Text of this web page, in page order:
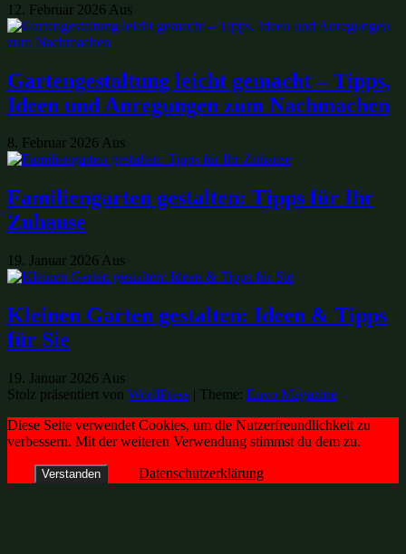
12. Februar 2026 Aus
Gartengestaltung leicht gemacht – Tipps,
Ideen und Anregungen zum Nachmachen
8. Februar 2026 Aus
Familiengarten gestalten: Tipps für Ihr
Zuhause
19. Januar 2026 Aus
Kleinen Garten gestalten: Ideen & Tipps
für Sie
19. Januar 2026 Aus
Stolz präsentiert von WordPress | Theme: Envo Magazine
Diese Seite verwendet Cookies, um die Nutzerfreundlichkeit zu
verbessern. Mit der weiteren Verwendung stimmst du dem zu.
Verstanden Datenschutzerklärung